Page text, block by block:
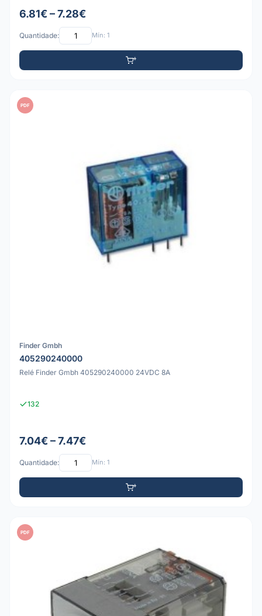
6.81€ – 7.28€
Quantidade: Mín: 1
PDF
Finder Gmbh
405290240000
Relé Finder Gmbh 405290240000 24VDC 8A
132
7.04€ – 7.47€
Quantidade: Mín: 1
PDF